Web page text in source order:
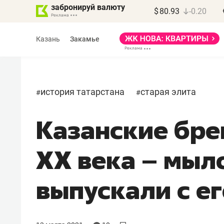
забронируй валюту $ 80.93 -0.20
Казань Закамье
#история татарстана #старая элита
Казанские
ХХ века –
выпускали с
Василь Мазитов
МАРТ
«Не зная местных
потерять минимум